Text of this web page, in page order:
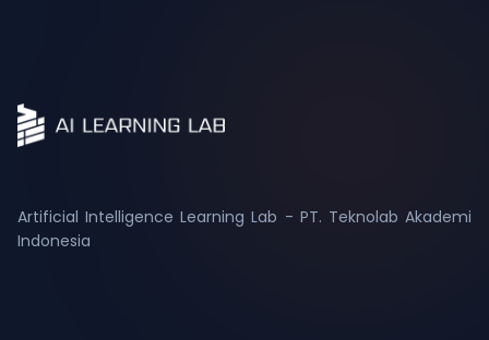
Artificial Intelligence Learning Lab - PT. Teknolab Akademi